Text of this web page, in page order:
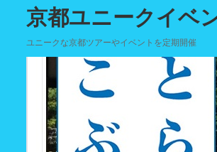
京都ユニークイベ
ユニークな京都ツアーやイベントを定期開催